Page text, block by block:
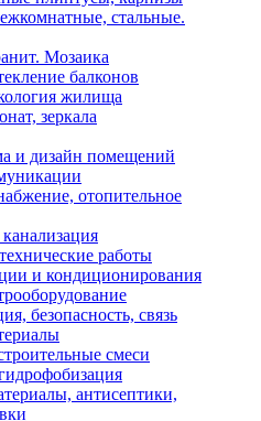
стальные.
Мозаика
балконов
жилища
зеркала
и дизайн помещений
отопительное
работы
и кондиционирования
безопасность, связь
смеси
антисептики,